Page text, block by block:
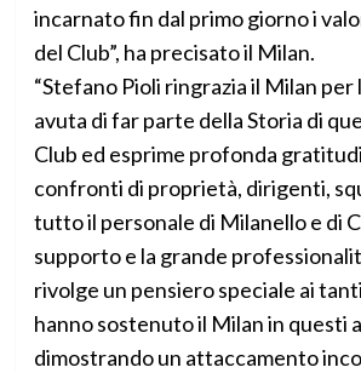
incarnato fin dal primo giorno i
del Club”, ha precisato il Milan.
“Stefano Pioli ringrazia il Milan
avuta di far parte della Storia di
Club ed esprime profonda
confronti di proprietà, dirigenti,
tutto il personale di Milanello e di
supporto e la grande
rivolge un pensiero speciale ai
hanno sostenuto il Milan in questi
dimostrando un attaccamento